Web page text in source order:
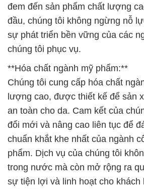
**Hóa chất ngành mỹ phẩm:**
Chúng tôi cung cấp hóa chất
lượng cao, được thiết kế để sản
an toàn cho da. Cam kết của
đổi mới và nâng cao liên tục để
chuẩn khắt khe nhất của ngành
phẩm. Dịch vụ của chúng tôi
trong nước mà còn mở rộng ra
sự tiện lợi và linh hoạt cho khách
thế giới.
**Hóa chất sản xuất:**
Với một đội ngũ chuyên gia và kỹ
nghiệm, chúng tôi cung cấp các